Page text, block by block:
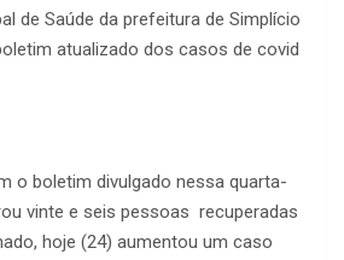
de Saúde da prefeitura de Simplício
atualizado dos casos de covid
o boletim divulgado nessa quarta-
vinte e seis pessoas recuperadas
hoje (24) aumentou um caso